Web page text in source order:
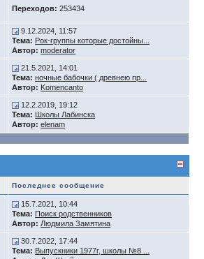
Переходов: 253434
9.12.2024, 11:57
Тема: Рок-группы которые достойны...
Автор: moderator
21.5.2021, 14:01
Тема: ночные бабочки ( древнею пр...
Автор: Komencanto
12.2.2019, 19:12
Тема: Школы Лабинска
Автор: elenam
Последнее сообщение
15.7.2021, 10:44
Тема: Поиск родственников
Автор: Людмила Замятина
30.7.2022, 17:44
Тема: Выпускники 1977г, школы №8 ...